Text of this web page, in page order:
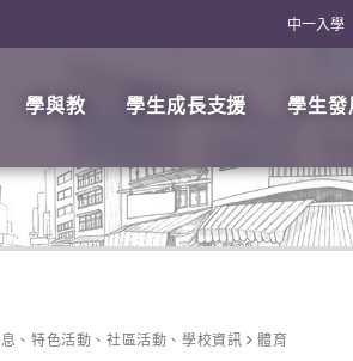
中一入學
學與教 學生成長支援 學生發
、特色活動 、社區活動 、學校資訊 體育